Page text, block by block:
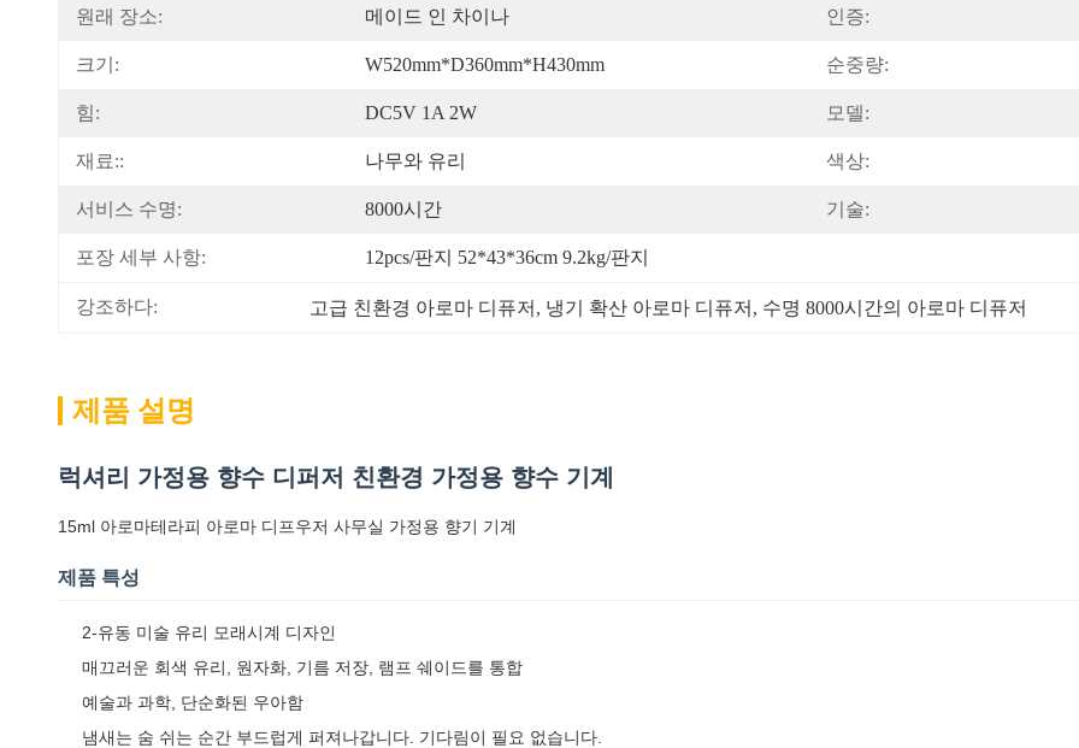
원래 장소: 메이드 인 차이나 인증:
크기: W520mm*D360mm*H430mm 순중량:
힘: DC5V 1A 2W 모델:
재료:: 나무와 유리 색상:
서비스 수명: 8000시간 기술:
포장 세부 사항: 12pcs/판지 52*43*36cm 9.2kg/판지
강조하다: 고급 친환경 아로마 디퓨저 , 냉기 확산 아로마 디퓨저 , 수명 8000시간의 아로마 디퓨저
제품 설명
럭셔리 가정용 향수 디퍼저 친환경 가정용 향수 기계
15ml 아로마테라피 아로마 디프우저 사무실 가정용 향기 기계
제품 특성
2-유동 미술 유리 모래시계 디자인
매끄러운 회색 유리, 원자화, 기름 저장, 램프 쉐이드를 통합
예술과 과학, 단순화된 우아함
냄새는 숨 쉬는 순간 부드럽게 퍼져나갑니다. 기다림이 필요 없습니다.